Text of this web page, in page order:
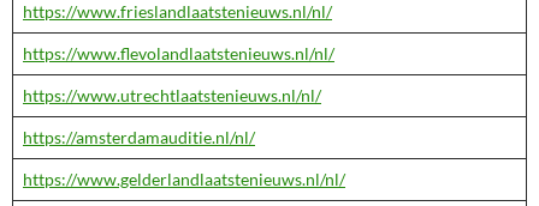
https://www.frieslandlaatstenieuws.nl/nl/
https://www.flevolandlaatstenieuws.nl/nl/
https://www.utrechtlaatstenieuws.nl/nl/
https://amsterdamauditie.nl/nl/
https://www.gelderlandlaatstenieuws.nl/nl/